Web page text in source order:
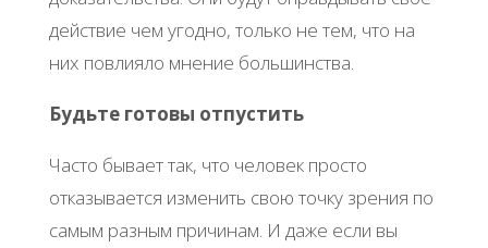
действие чем угодно, только не тем, что на
них повлияло мнение большинства.
Будьте готовы отпустить
Часто бывает так, что человек просто
отказывается изменить свою точку зрения по
самым разным причинам. И даже если вы